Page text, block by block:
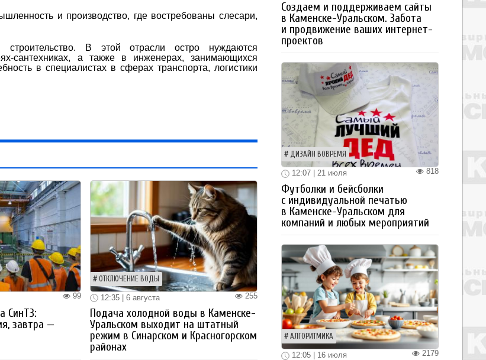
и производство, где востребованы слесари,
В этой отрасли остро нуждаются
сантехниках, а также в инженерах, занимающихся
в специалистах в сферах транспорта, логистики
99
СинТЗ:
завтра —
ОТКЛЮЧЕНИЕ ВОДЫ
255
12:35 | 6 августа
Подача холодной воды в Каменске-
Уральском выходит на штатный
режим в Синарском и Красногорском
районах
Создаем и поддерживаем сайты
в Каменске-Уральском. Забота
и продвижение ваших интернет-
проектов
ДИЗАЙН ВОВРЕМЯ
818
12:07 | 21 июля
Футболки и бейсболки
с индивидуальной печатью
в Каменске-Уральском для
компаний и любых мероприятий
АЛГОРИТМИКА
2179
12:05 | 16 июля